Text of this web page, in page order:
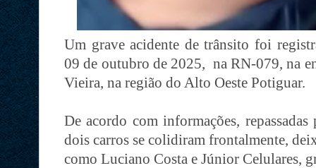
Um grave acidente de trânsito foi
09 de outubro de 2025, na RN-079, na
Vieira, na região do Alto Oeste Potiguar.
De acordo com informações,
dois carros se colidiram frontalmente,
como Luciano Costa e Júnior Celulares,